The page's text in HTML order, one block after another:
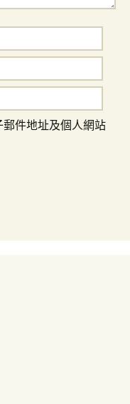
件地址及個人網站